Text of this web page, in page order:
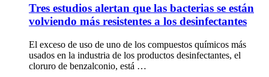
Tres estudios alertan que las bacterias se están
volviendo más resistentes a los desinfectantes
El exceso de uso de uno de los compuestos químicos más
usados en la industria de los productos desinfectantes, el
cloruro de benzalconio, está …